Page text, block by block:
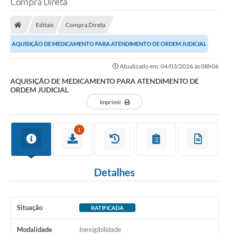
Editais Compra Direta
AQUISIÇÃO DE MEDICAMENTO PARA ATENDIMENTO DE ORDEM JUDICIAL
Atualizado em: 04/03/2026 às 08h06
AQUISIÇÃO DE MEDICAMENTO PARA ATENDIMENTO DE
ORDEM JUDICIAL
Imprimir
1
Detalhes
Situação RATIFICADA
Modalidade Inexigibilidade